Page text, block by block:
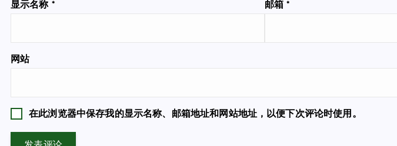
显示名称 * 邮箱*
网站
在此浏览器中保存我的显示名称、邮箱地址和网站地址，以便下次评论时使用。